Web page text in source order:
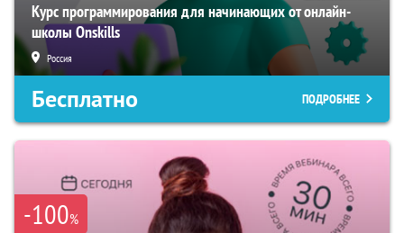
Курс программирования для начинающих от онлайн-
школы Onskills
Россия
Бесплатно ПОДРОБНЕЕ
-100%